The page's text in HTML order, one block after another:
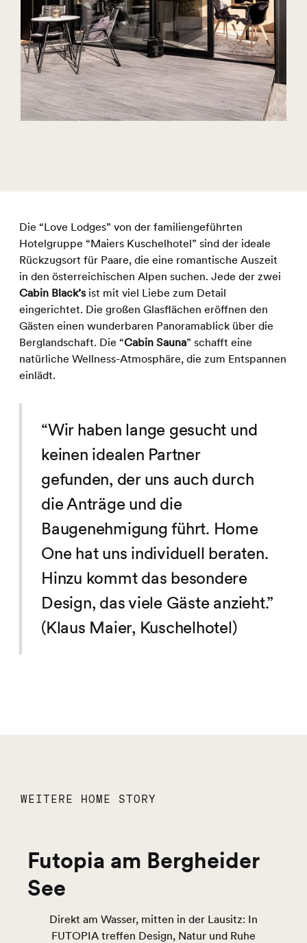
Die “Love Lodges” von der familiengeführten
Hotelgruppe “Maiers Kuschelhotel” sind der ideale
Rückzugsort für Paare, die eine romantische Auszeit
in den österreichischen Alpen suchen. Jede der zwei
Cabin Black’sist mit viel Liebe zum Detail
eingerichtet. Die großen Glasflächen eröffnen den
Gästen einen wunderbaren Panoramablick über die
Berglandschaft. Die “Cabin Sauna” schafft eine
natürliche Wellness-Atmosphäre, die zum Entspannen
einlädt.
“Wir haben lange gesucht und
keinen idealen Partner
gefunden, der uns auch durch
die Anträge und die
Baugenehmigung führt. Home
One hat uns individuell beraten.
Hinzu kommt das besondere
Design, das viele Gäste anzieht.”
(Klaus Maier, Kuschelhotel)
WEITERE HOME STORY
Futopia am Bergheider
See
Direkt am Wasser, mitten in der Lausitz: In
FUTOPIA treffen Design, Natur und Ruhe